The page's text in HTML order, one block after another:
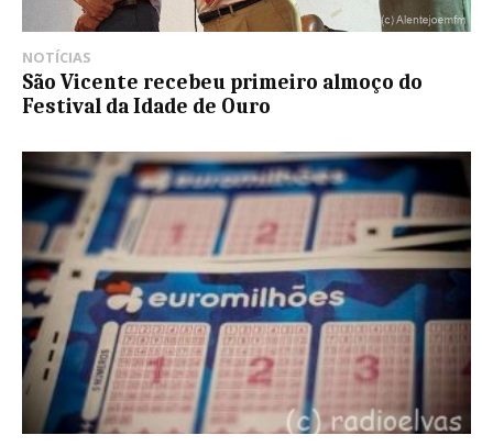
NOTÍCIAS
São Vicente recebeu primeiro almoço do
Festival da Idade de Ouro